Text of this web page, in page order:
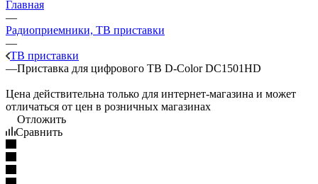
Главная
—
Радиоприемники, ТВ приставки
—
ТВ приставки
—Приставка для цифрового ТВ D-Color DC1501HD
Цена действительна только для интернет-магазина и может
отличаться от цен в розничных магазинах
Отложить
Сравнить